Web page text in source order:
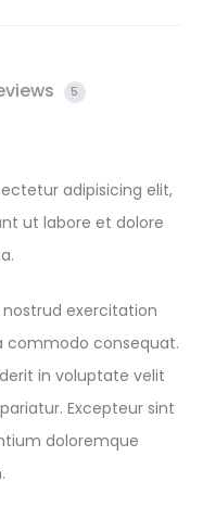
5
adipisicing elit,
ut labore et dolore
exercitation
commodo consequat.
in voluptate velit
Excepteur sint
doloremque